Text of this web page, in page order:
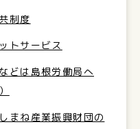
制度
トサービス
どは島根労働局へ
まね産業振興財団の